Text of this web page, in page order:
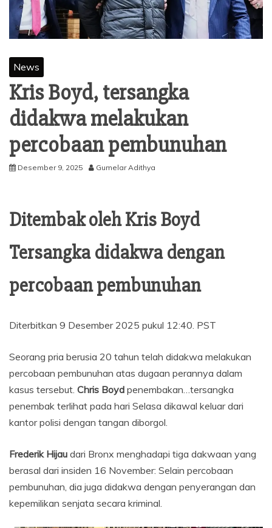
News
Kris Boyd, tersangka
didakwa melakukan
percobaan pembunuhan
Desember 9, 2025 Gumelar Adithya
Ditembak oleh Kris Boyd
Tersangka didakwa dengan
percobaan pembunuhan
Diterbitkan 9 Desember 2025 pukul 12:40. PST
Seorang pria berusia 20 tahun telah didakwa melakukan
percobaan pembunuhan atas dugaan perannya dalam
kasus tersebut. Chris Boyd penembakan…tersangka
penembak terlihat pada hari Selasa dikawal keluar dari
kantor polisi dengan tangan diborgol.
Frederik Hijau dari Bronx menghadapi tiga dakwaan yang
berasal dari insiden 16 November: Selain percobaan
pembunuhan, dia juga didakwa dengan penyerangan dan
kepemilikan senjata secara kriminal.